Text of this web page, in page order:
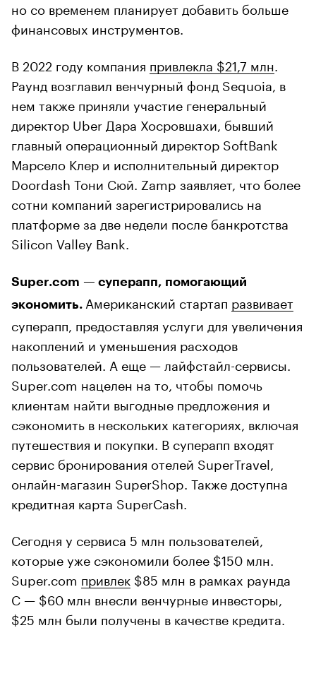
но со временем планирует добавить больше
финансовых инструментов.
В 2022 году компания привлекла $21,7 млн
Раунд возглавил венчурный фонд Sequoia, в
нем также приняли участие генеральный
директор Uber Дара Хосровшахи, бывший
главный операционный директор SoftBank
Марсело Клер и исполнительный директор
Doordash Тони Сюй. Zamp заявляет, что более
сотни компаний зарегистрировались на
платформе за две недели после банкротства
Silicon Valley Bank.
Super.com — суперапп, помогающий
экономить. Американский стартап развивает
суперапп, предоставляя услуги для увеличения
накоплений и уменьшения расходов
пользователей. А еще — лайфстайл-сервисы.
Super.com нацелен на то, чтобы помочь
клиентам найти выгодные предложения и
сэкономить в нескольких категориях, включая
путешествия и покупки. В суперапп входят
сервис бронирования отелей SuperTravel,
онлайн-магазин SuperShop. Также доступна
кредитная карта SuperCash.
Сегодня у сервиса 5 млн пользователей,
которые уже сэкономили более $150 млн.
Super.com привлек $85 млн в рамках раунда
С — $60 млн внесли венчурные инвесторы,
$25 млн были получены в качестве кредита.